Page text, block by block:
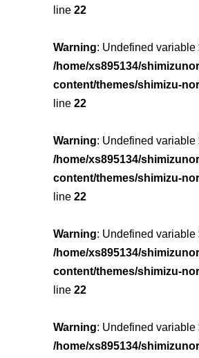
line 22
Warning: Undefined variable
/home/xs895134/
content/themes/shimizu-
line 22
Warning: Undefined variable
/home/xs895134/
content/themes/shimizu-
line 22
Warning: Undefined variable
/home/xs895134/
content/themes/shimizu-
line 22
Warning: Undefined variable
/home/xs895134/